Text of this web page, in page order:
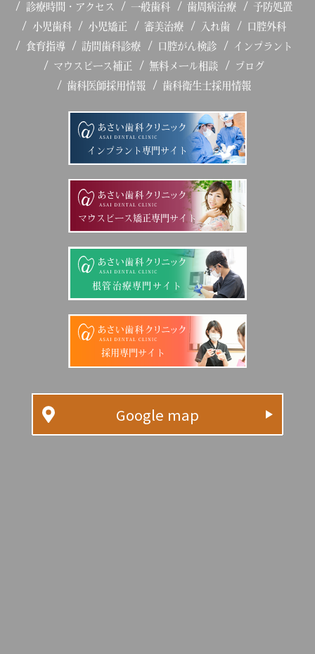
診療時間・アクセス
一般歯科 歯周病治療
予防処置
小児歯科
小児矯正 審美治療 入れ歯
口腔外科
食育指導
訪問歯科診療 口腔がん検診
インプラント
マウスピース補正
無料メール相談
ブログ
歯科医師採用情報
歯科衛生士採用情報
インプラント専門サイト
マウスピース矯正専門サイト
根管治療専門サイト
採用専門サイト
Google map